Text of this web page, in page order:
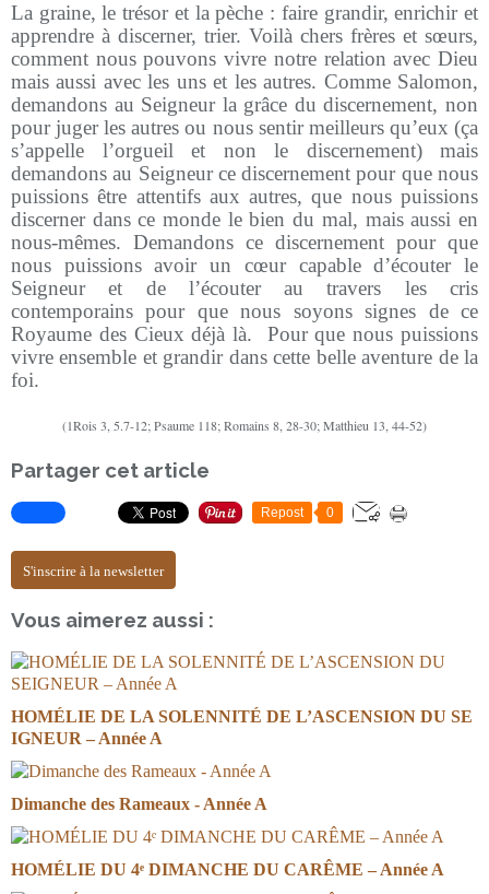
La graine, le trésor et la pèche : faire grandir, enrichir et
apprendre à discerner, trier. Voilà chers frères et sœurs,
comment nous pouvons vivre notre relation avec Dieu
mais aussi avec les uns et les autres. Comme Salomon,
demandons au Seigneur la grâce du discernement, non
pour juger les autres ou nous sentir meilleurs qu’eux (ça
s’appelle l’orgueil et non le discernement) mais
demandons au Seigneur ce discernement pour que nous
puissions être attentifs aux autres, que nous puissions
discerner dans ce monde le bien du mal, mais aussi en
nous-mêmes. Demandons ce discernement pour que
nous puissions avoir un cœur capable d’écouter le
Seigneur et de l’écouter au travers les cris
contemporains pour que nous soyons signes de ce
Royaume des Cieux déjà là. Pour que nous puissions
vivre ensemble et grandir dans cette belle aventure de la
foi.
(1Rois 3, 5.7-12; Psaume 118; Romains 8, 28-30; Matthieu 13, 44-52)
Partager cet article
Repost 0
S'inscrire à la newsletter
Vous aimerez aussi :
HOMÉLIE DE LA SOLENNITÉ DE L’ASCENSION DU SE
IGNEUR – Année A
Dimanche des Rameaux - Année A
HOMÉLIE DU 4ᵉ DIMANCHE DU CARÊME – Année A